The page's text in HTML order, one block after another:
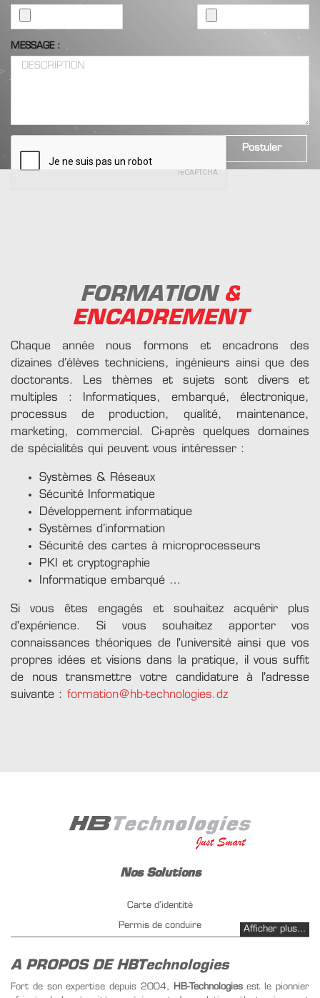
MESSAGE :
Postuler
FORMATION &
ENCADREMENT
Chaque année nous formons et encadrons des
dizaines d’élèves techniciens, ingénieurs ainsi que des
doctorants. Les thèmes et sujets sont divers et
multiples : Informatiques, embarqué, électronique,
processus de production, qualité, maintenance,
marketing, commercial. Ci-après quelques domaines
de spécialités qui peuvent vous intéresser :
Systèmes & Réseaux
Sécurité Informatique
Développement informatique
Systèmes d’information
Sécurité des cartes à microprocesseurs
PKI et cryptographie
Informatique embarqué …
Si vous êtes engagés et souhaitez acquérir plus
d'expérience. Si vous souhaitez apporter vos
connaissances théoriques de l'université ainsi que vos
propres idées et visions dans la pratique, il vous suffit
de nous transmettre votre candidature à l'adresse
suivante : formation@hb-technologies.dz
Nos Solutions
Carte d’identité
Permis de conduire
Gestion carburant PetrolPay
Emission Instantanée
Afficher plus...
A PROPOS DE HBTechnologies
Fort de son expertise depuis 2004, HB-Technologiesest le pionnier